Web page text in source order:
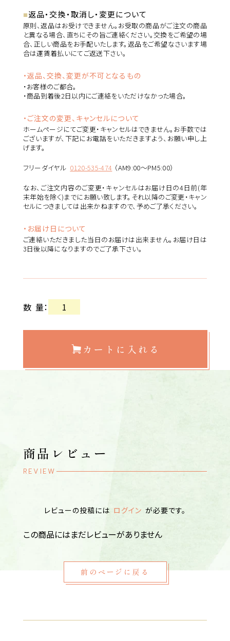
返品・交換・取消し・変更について
原則、返品はお受けできません。お受取の商品がご注文の商品
と異なる場合、直ちにその旨ご連絡ください。交換をご希望の場
合、正しい商品をお手配いたします。返品をご希望なさいます場
合は運賃着払いにてご返送下さい。
・返品、交換、変更が不可となるもの
・お客様のご都合。
・商品到着後2日以内にご連絡をいただけなかった場合。
・ご注文の変更、キャンセルについて
ホームページにてご変更・キャンセルはできません。お手数では
ございますが、下記にお電話をいただきますよう、お願い申し上
げます。
フリーダイヤル 0120-535-474 （AM9:00～PM5:00）
なお、ご注文内容のご変更・キャンセルはお届け日の4日前(年
末年始を除く)までにお願い致します。それ以降のご変更・キャン
セルにつきましては出来かねますので、予めご了承ください。
・お届け日について
ご連絡いただきました当日のお届けは出来ません。お届け日は
3日後以降になりますのでご了承下さい。
数量：
カートに入れる
商品レビュー
REVIEW
レビューの投稿には ログイン が必要です。
この商品にはまだレビューがありません
前のページに戻る